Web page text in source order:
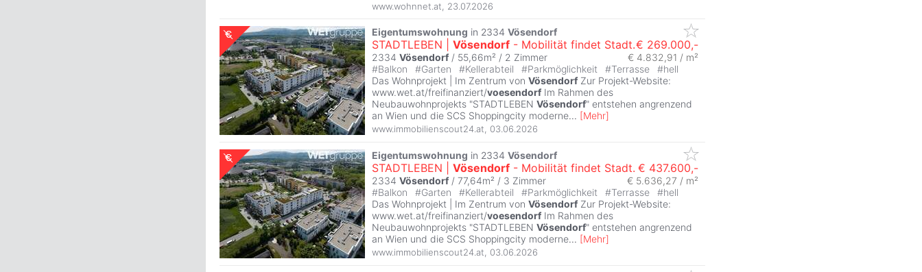
www.wohnnet.at, 23.07.2026
Eigentumswohnung in 2334 Vösendorf
STADTLEBEN | Vösendorf - Mobilität findet Stadt.€ 269.000,-
2334 Vösendorf / 55,66m² / 2 Zimmer
€ 4.832,91 / m²
#Balkon #Garten #Kellerabteil #Parkmöglichkeit #Terrasse #hell
Das Wohnprojekt | Im Zentrum von Vösendorf Zur Projekt-Website:
www.wet.at/freifinanziert/voesendorf Im Rahmen des
Neubauwohnprojekts "STADTLEBEN Vösendorf" entstehen angrenzend
an Wien und die SCS Shoppingcity moderne... [Mehr]
www.immobilienscout24.at 03.06.2026
Eigentumswohnung in 2334 Vösendorf
STADTLEBEN | Vösendorf - Mobilität findet Stadt. € 437.600,-
2334 Vösendorf / 77,64m² / 3 Zimmer
€ 5.636,27 / m²
#Balkon #Garten #Kellerabteil #Parkmöglichkeit #Terrasse #hell
Das Wohnprojekt | Im Zentrum von Vösendorf Zur Projekt-Website:
www.wet.at/freifinanziert/voesendorf Im Rahmen des
Neubauwohnprojekts "STADTLEBEN Vösendorf" entstehen angrenzend
an Wien und die SCS Shoppingcity moderne... [Mehr]
www.immobilienscout24.at 03.06.2026